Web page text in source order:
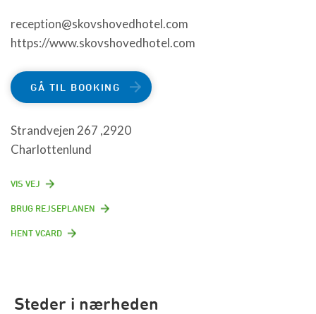
reception@skovshovedhotel.com
https://www.skovshovedhotel.com
GÅ TIL BOOKING
Strandvejen 267 ,2920
Charlottenlund
VIS VEJ
BRUG REJSEPLANEN
HENT VCARD
Steder i nærheden